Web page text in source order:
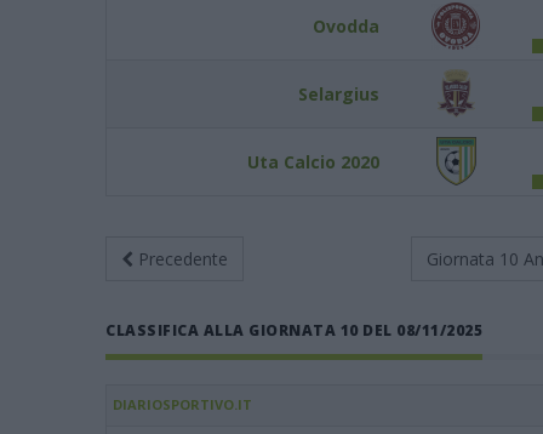
Ovodda
Selargius
Uta Calcio 2020
Precedente Giornata 10
CLASSIFICA ALLA GIORNATA 10 DEL 08/11/2025
DIARIOSPORTIVO.IT